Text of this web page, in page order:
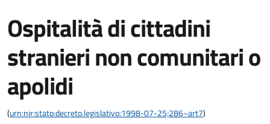
Ospitalità di cittadini
stranieri non comunitari o
apolidi
(urn:nir:stato:decreto.legislativo:1998-07-25;286~art7)